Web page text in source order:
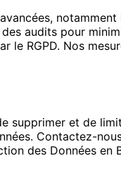
audits pour
le RGPD. Nos
supprimer et de
Contactez-
des Données en